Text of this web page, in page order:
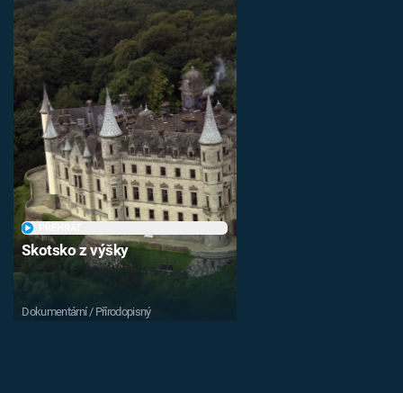
Skotsko z výšky
Dokumentární / Přírodopisný